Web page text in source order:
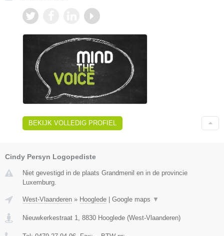
BEKIJK VOLLEDIG PROFIEL
Cindy Persyn Logopediste
Niet gevestigd in de plaats Grandmenil en in de provincie
Luxemburg.
West-Vlaanderen » Hooglede Google maps ▼
Nieuwkerkestraat 1 8830 Hooglede (West-Vlaanderen)